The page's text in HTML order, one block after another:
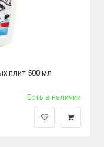
плит 500 мл
Есть в наличии